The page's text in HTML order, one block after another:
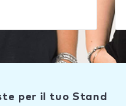
per il tuo Stand